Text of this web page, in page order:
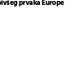
prvaka Europe